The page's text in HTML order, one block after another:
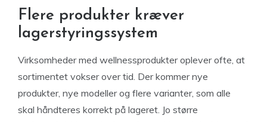
Flere produkter kræver
lagerstyringssystem
Virksomheder med wellnessprodukter oplever ofte, at
sortimentet vokser over tid. Der kommer nye
produkter, nye modeller og flere varianter, som alle
skal håndteres korrekt på lageret. Jo større